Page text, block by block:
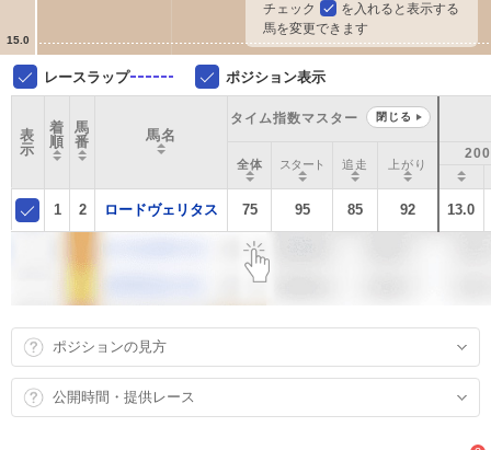
15.0
チェック
を入れると表示する
馬を変更できます
レースラップ ポジション表示
表
示
着
順
馬
番
馬名
タイム指数マスター 閉じる
全体 スタート 追走 上がり
1 2 ロードヴェリタス 75 95 85 92 13.0
ポジションの見方
公開時間・提供レース